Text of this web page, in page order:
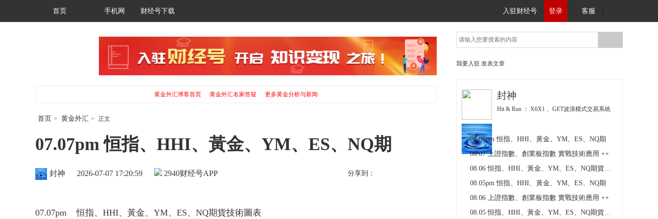
首页 手机网 财经号下载 入驻财经号 登录 客服
黄金外汇博客首页 黄金外汇名家答疑 更多黄金分析与新闻
首页 > 黄金外汇 > 正文
07.07pm 恒指、HHI、黃金、YM、ES、NQ期
财经号APP
封神 2026-07-07 17:20:59 2940 分享到：
07.07pm 恒指、HHI、黃金、YM、ES、NQ期貨技術圖表
我要入驻 发表文章
封神
Hit & Run ： X6X1 、GET波浪模式交易系統
08.06pm 恒指、HHI、黃金、YM、ES、NQ期
08.07 上證指數、創業板指數 實戰技術應用 ++
08.06 恒指、HHI、黃金、YM、ES、NQ期貨技術圖表
08.05pm 恒指、HHI、黃金、YM、ES、NQ期
08.06 上證指數、創業板指數 實戰技術應用 ++
08.05 恒指、HHI、黃金、YM、ES、NQ期貨技術圖